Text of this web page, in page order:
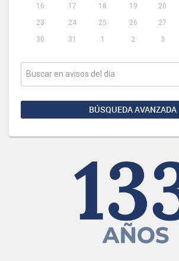
16
17 18 19 20
23
24 25 26 27
30
31 1 2 3
BÚSQUEDA AVANZADA